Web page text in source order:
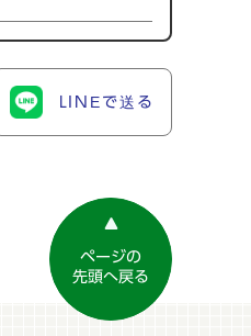
LINEで送る
ページの
先頭へ戻る